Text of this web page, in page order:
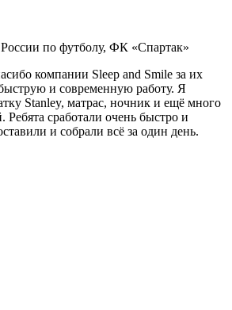
по футболу, ФК «Спартак»
компании Sleep and Smile за их
и современную работу. Я
Stanley, матрас, ночник и ещё много
Ребята сработали очень быстро и
и собрали всё за один день.